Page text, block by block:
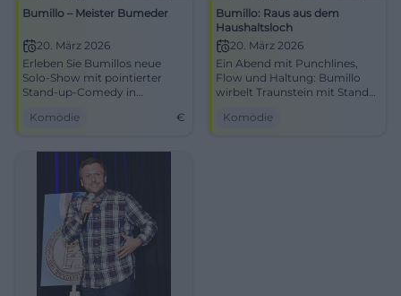
Bumillo – Meister Bumeder
20. März 2026
Erleben Sie Bumillos neue
Solo-Show mit pointierter
Stand-up-Comedy in
Komödie
€
Bumillo: Raus aus dem
Haushaltsloch
20. März 2026
Ein Abend mit Punchlines,
Flow und Haltung: Bumillo
wirbelt Traunstein mit Stand-
kluge Comedy, starke
Komödie